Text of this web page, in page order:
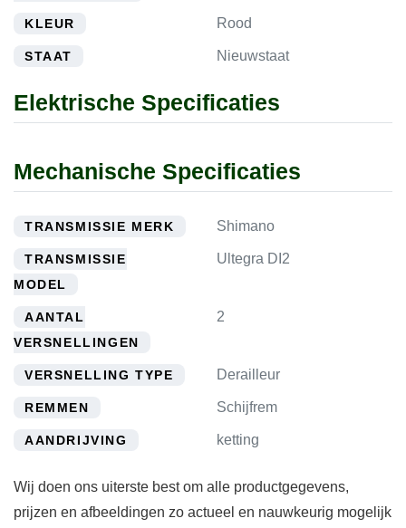
KLEUR Rood
STAAT Nieuwstaat
Elektrische Specificaties
Mechanische Specificaties
TRANSMISSIE MERK Shimano
TRANSMISSIE
MODEL
Ultegra DI2
AANTAL
VERSNELLINGEN
2
VERSNELLING TYPE Derailleur
REMMEN Schijfrem
AANDRIJVING ketting
Wij doen ons uiterste best om alle productgegevens,
prijzen en afbeeldingen zo actueel en nauwkeurig mogelijk